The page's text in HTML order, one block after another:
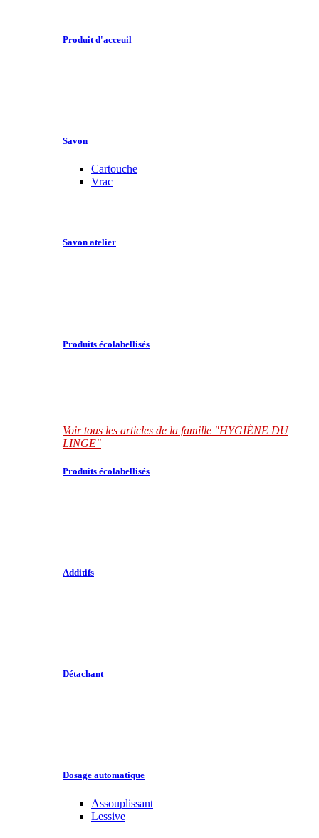
Produit d'acceuil
Savon
Cartouche
Vrac
Savon atelier
Produits écolabellisés
Voir tous les articles de la famille "HYGIÈNE DU
LINGE"
Produits écolabellisés
Additifs
Détachant
Dosage automatique
Assouplissant
Lessive